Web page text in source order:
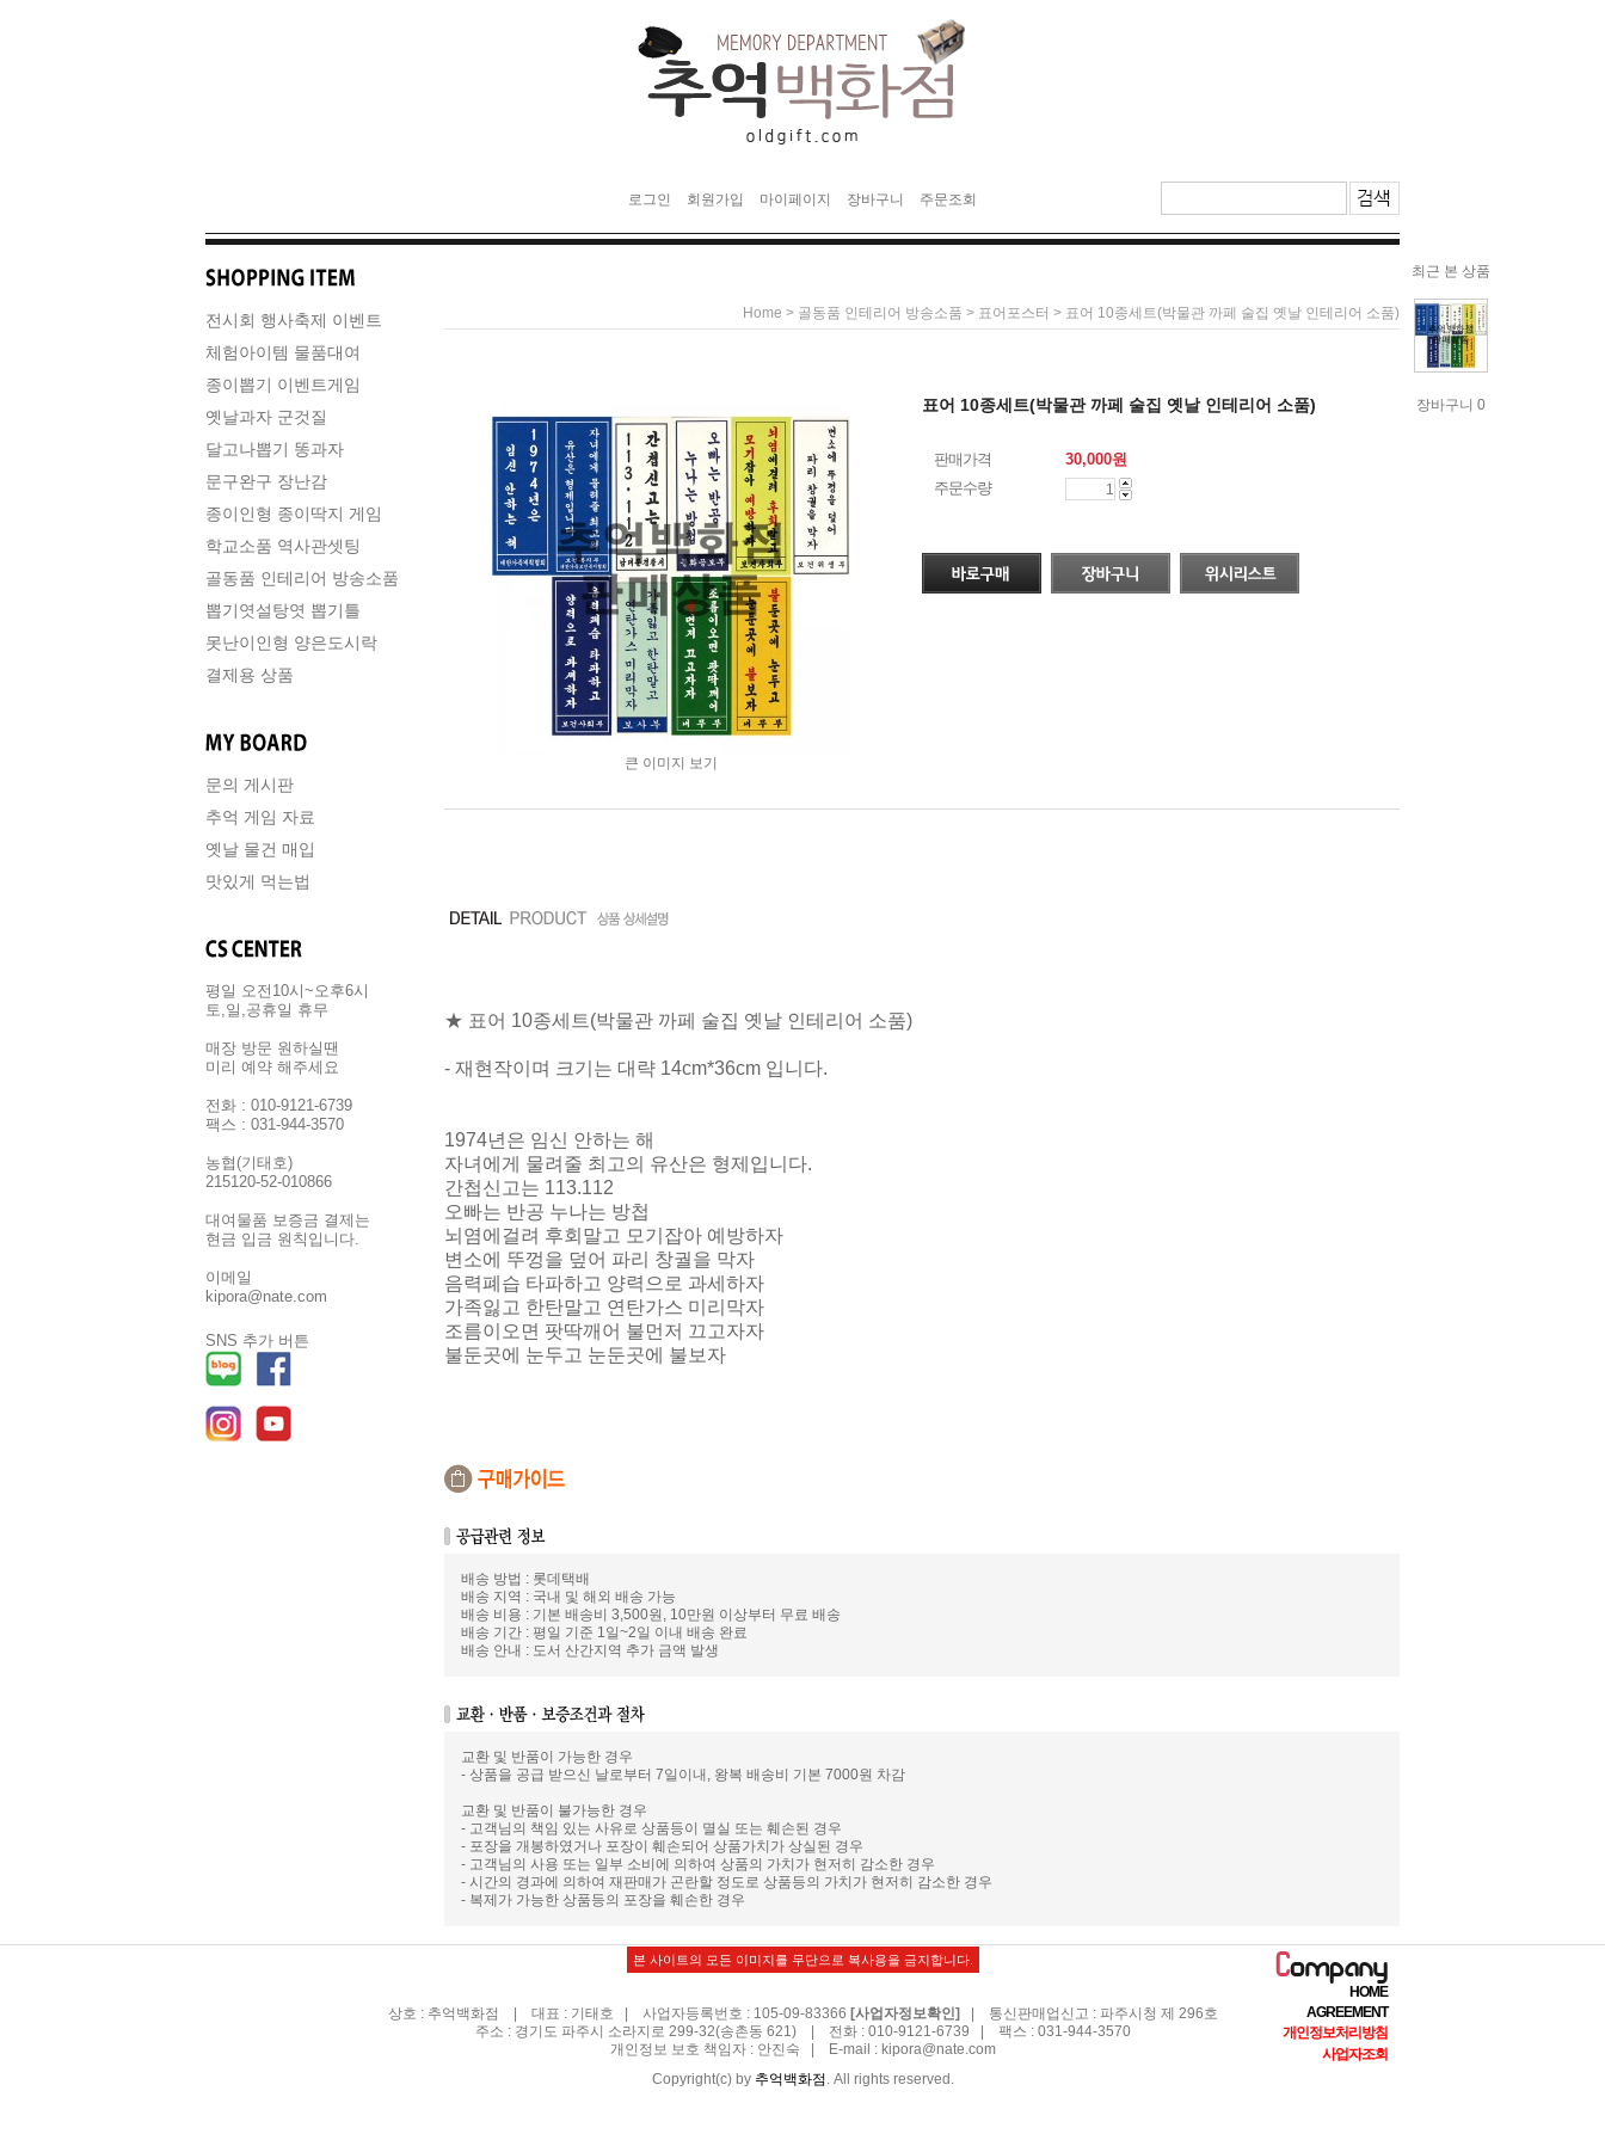
최근 본 상품
장바구니 0
로그인 회원가입 마이페이지 장바구니 주문조회
전시회 행사축제 이벤트
체험아이템 물품대여
종이뽑기 이벤트게임
옛날과자 군것질
달고나뽑기 똥과자
문구완구 장난감
종이인형 종이딱지 게임
학교소품 역사관셋팅
골동품 인테리어 방송소품
뽑기엿설탕엿 뽑기틀
못난이인형 양은도시락
결제용 상품
문의 게시판
추억 게임 자료
옛날 물건 매입
맛있게 먹는법
평일 오전10시~오후6시
토,일,공휴일 휴무
매장 방문 원하실땐
미리 예약 해주세요
전화 : 010-9121-6739
팩스 : 031-944-3570
농협(기태호)
215120-52-010866
대여물품 보증금 결제는
현금 입금 원칙입니다.
이메일
kipora@nate.com
SNS 추가 버튼
Home > 골동품 인테리어 방송소품 > 표어포스터 > 표어 10종세트(박물관 까페 술집 옛날 인테리어 소품)
큰 이미지 보기
표어 10종세트(박물관 까페 술집 옛날 인테리어 소품)
판매가격 30,000원
주문수량
★ 표어 10종세트(박물관 까페 술집 옛날 인테리어 소품)
- 재현작이며 크기는 대략 14cm*36cm 입니다.
1974년은 임신 안하는 해
자녀에게 물려줄 최고의 유산은 형제입니다.
간첩신고는 113.112
오빠는 반공 누나는 방첩
뇌염에걸려 후회말고 모기잡아 예방하자
변소에 뚜껑을 덮어 파리 창궐을 막자
음력폐습 타파하고 양력으로 과세하자
가족잃고 한탄말고 연탄가스 미리막자
조름이오면 팟딱깨어 불먼저 끄고자자
불둔곳에 눈두고 눈둔곳에 불보자
배송 방법 : 롯데택배
배송 지역 : 국내 및 해외 배송 가능
배송 비용 : 기본 배송비 3,500원, 10만원 이상부터 무료 배송
배송 기간 : 평일 기준 1일~2일 이내 배송 완료
배송 안내 : 도서 산간지역 추가 금액 발생
교환 및 반품이 가능한 경우
- 상품을 공급 받으신 날로부터 7일이내, 왕복 배송비 기본 7000원 차감
교환 및 반품이 불가능한 경우
- 고객님의 책임 있는 사유로 상품등이 멸실 또는 훼손된 경우
- 포장을 개봉하였거나 포장이 훼손되어 상품가치가 상실된 경우
- 고객님의 사용 또는 일부 소비에 의하여 상품의 가치가 현저히 감소한 경우
- 시간의 경과에 의하여 재판매가 곤란할 정도로 상품등의 가치가 현저히 감소한 경우
- 복제가 가능한 상품등의 포장을 훼손한 경우
본 사이트의 모든 이미지를 무단으로 복사용을 금지합니다.
HOME
AGREEMENT
개인정보처리방침
사업자조회
상호 : 추억백화점 | 대표 : 기태호 | 사업자등록번호 : 105-09-83366 [사업자정보확인]| 통신판매업신고 : 파주시청 제 296호
주소 : 경기도 파주시 소라지로 299-32(송촌동 621) | 전화 : 010-9121-6739 | 팩스 : 031-944-3570
개인정보 보호 책임자 : 안진숙 | E-mail : kipora@nate.com
Copyright(c) by 추억백화점 . All rights reserved.